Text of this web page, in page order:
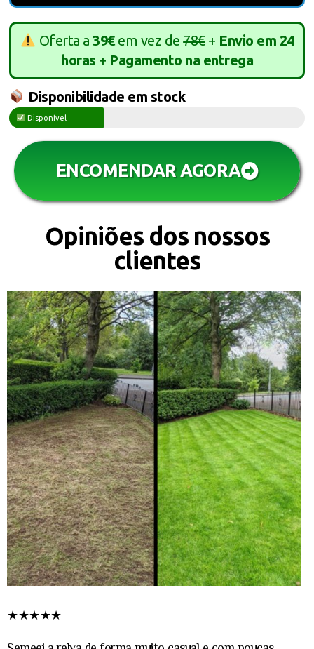
Oferta a39€em vez de78€+ Envio em 24
horas + Pagamento na entrega
Disponibilidade em stock
Disponível
ENCOMENDAR AGORA
Opiniões dos nossos
clientes
★★★★★